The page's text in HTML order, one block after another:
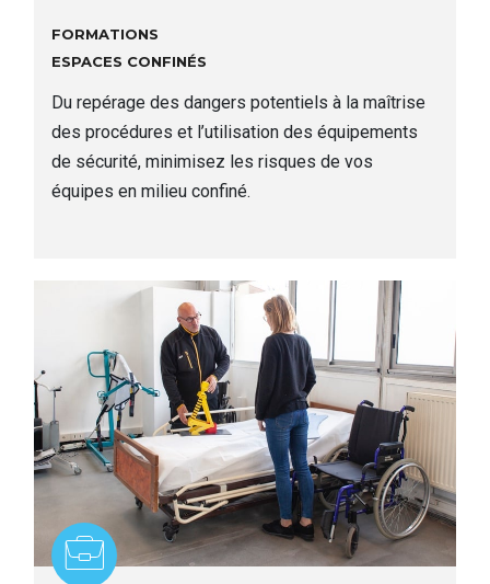
FORMATIONS
Espaces confinés
Du repérage des dangers potentiels à la maîtrise
des procédures et l’utilisation des équipements
de sécurité, minimisez les risques de vos
équipes en milieu confiné.